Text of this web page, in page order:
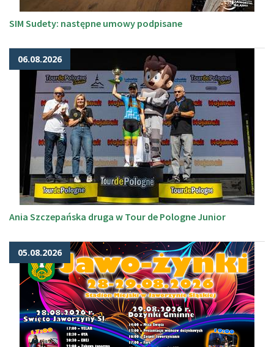
SIM Sudety: następne umowy podpisane
06.08.2026
Ania Szczepańska druga w Tour de Pologne Junior
05.08.2026